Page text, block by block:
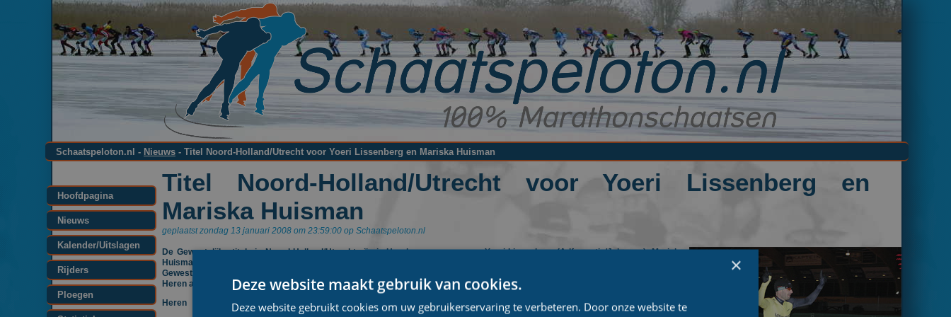
Schaatspeloton.nl - Nieuws - Titel Noord-Holland/Utrecht voor Yoeri Lissenberg en Mariska Huisman
Hoofdpagina
Nieuws
Kalender/Uitslagen
Rijders
Ploegen
Titel Noord-Holland/Utrecht voor Yoeri Lissenberg en
Mariska Huisman
geplaatst zondag 13 januari 2008 om 23:59:00 op Schaatspeloton.nl
De Gewestelijke titels in Noord-Holland/Utrecht zijn in Haarlem vergeven aan Yoeri Lissenberg (Adformatie/Jobnews), Mariska
Huisman (Viks Parket) en Michiel de Brauw. De titelstrijd in het Gewest Noord-Holland/Utrecht is traditioneel het best bezette
Gewestelijk Kampioenschap van het land. Dit was dit seizoen ook weer niet anders. Meer dan 25 A- en B-rijders stonden bij de
Heren aan de start.
Heren
×
Deze website maakt gebruik van cookies.
Deze website gebruikt cookies om uw gebruikerservaring te verbeteren. Door onze website te